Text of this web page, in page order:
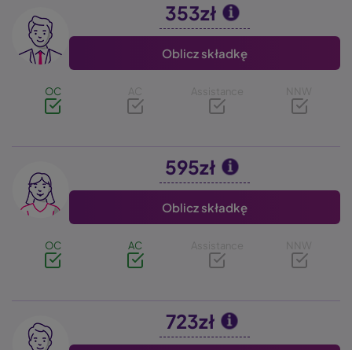
Image 353zł
Oblicz składkę
OC AC Assistance NNW
Image 595zł
Oblicz składkę
OC AC Assistance NNW
Image 723zł